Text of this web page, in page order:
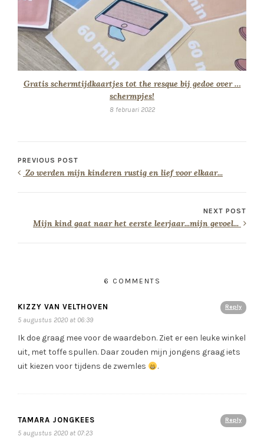
Gratis schermtijdkaartjes tot the resque bij gedoe over …
schermpjes!
8 februari 2022
PREVIOUS POST
Zo werden mijn kinderen rustig en lief voor elkaar...
NEXT POST
Mijn kind gaat naar het eerste leerjaar...mijn gevoel...
6 COMMENTS
Reply
KIZZY VAN VELTHOVEN
5 augustus 2020 at 06:39
Ik doe graag mee voor de waardebon. Ziet er een leuke winkel
uit, met toffe spullen. Daar zouden mijn jongens graag iets
uit kiezen voor tijdens de zwemles
.
Reply
TAMARA JONGKEES
5 augustus 2020 at 07:23